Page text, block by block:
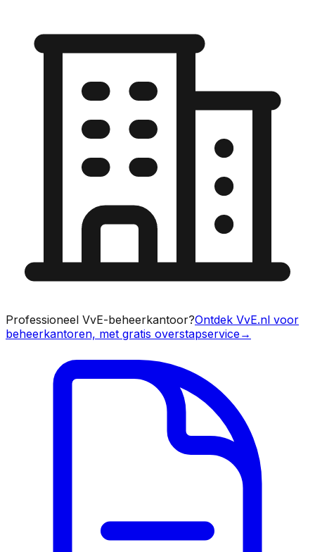
Professioneel VvE-beheerkantoor?Ontdek VvE.nl voor
beheerkantoren, met gratis overstapservice→